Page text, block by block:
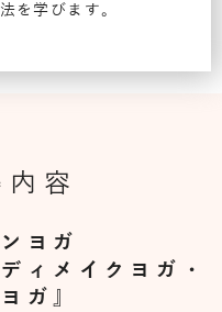
を学びます。
容
ヨガ
ィメイクヨガ・
ガ』